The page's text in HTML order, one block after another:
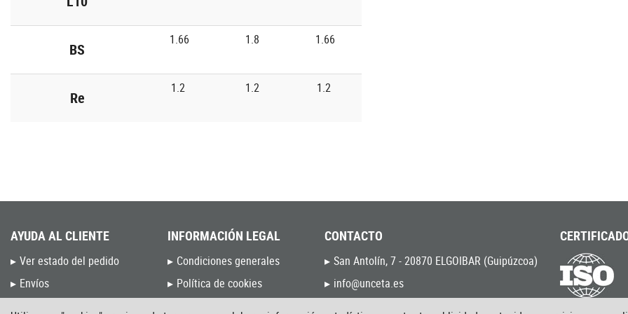
BS
1.66 1.8 1.66
Re
1.2 1.2 1.2
AYUDA AL CLIENTE
Ver estado del pedido
Envíos
INFORMACIÓN LEGAL
Condiciones generales
Política de cookies
CONTACTO
San Antolín, 7 - 20870 ELGOIBAR (Guipúzcoa)
info@unceta.es